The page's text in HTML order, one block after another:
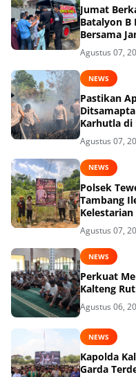
Jumat
Batalyon B
Bersama
Agustus 07,
NEWS
Pastikan
Karhutla di
Agustus 07,
NEWS
Polsek
Tambang
Agustus 07,
NEWS
Perkuat
Kalteng
Agustus 06,
NEWS
Kapolda
Garda